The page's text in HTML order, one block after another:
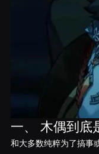
一、 木偶到底
和大多数纯粹为了搞事